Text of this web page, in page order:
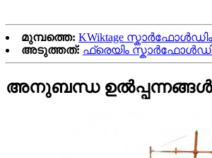
മുമ്പത്തെ: KWiktage
അടുത്തത്: ഫ്രെയിം
അനുബന്ധ ഉൽപ്പന്നങ്ങൾ